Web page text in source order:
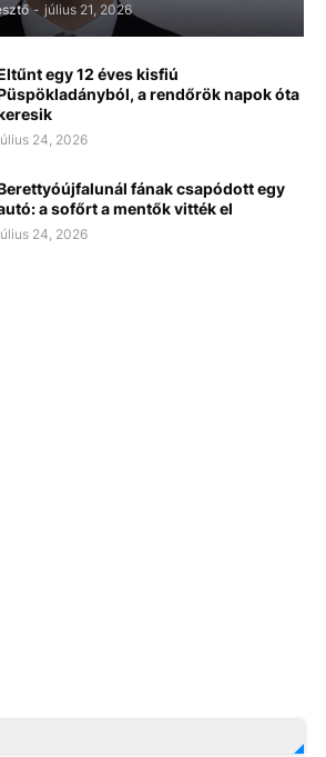
- július 21, 2026
egy 12 éves kisfiú
a rendőrök napok óta
24, 2026
fának csapódott egy
a sofőrt a mentők vitték el
24, 2026